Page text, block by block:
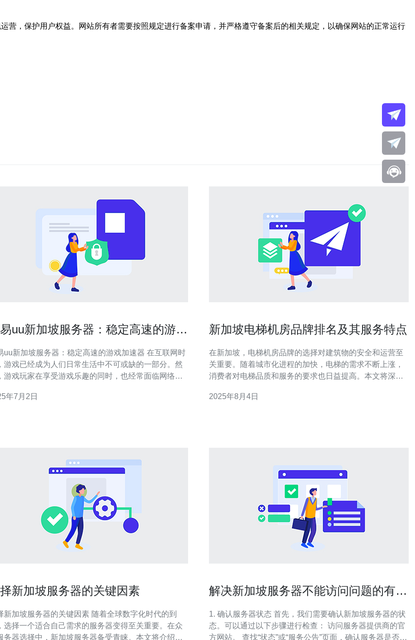
营，保护用户权益。网站所有者需要按照规定进行备案申请，并严格遵守备案后的相关规定，以确保网站的正常运行
uu新加坡服务器：稳定高速的游戏
uu新加坡服务器：稳定高速的游戏加速器 在互联网时
游戏已经成为人们日常生活中不可或缺的一部分。然
游戏玩家在享受游戏乐趣的同时，也经常面临网络延
加坡服务器，为玩家提供稳定高速的游戏加速服务。
年7月2日
新加坡电梯机房品牌排名及其服务特点
在新加坡，电梯机房品牌的选择对建筑物的安全和运营至
关重要。随着城市化进程的加快，电梯的需求不断上涨，
消费者对电梯品质和服务的要求也日益提高。本文将深入
助您做出明智的决策。 新加坡电梯机房的品牌排名是怎样
2025年8月4日
新加坡服务器的关键因素
坡服务器的关键因素 随着全球数字化时代的到
选择一个适合自己需求的服务器变得至关重要。在众
务器选择中，新加坡服务器备受青睐。本文将介绍选
解决新加坡服务器不能访问问题的有效
1. 确认服务器状态 首先，我们需要确认新加坡服务器的状
态。可以通过以下步骤进行检查： 访问服务器提供商的官
方网站。 查找“状态”或“服务公告”页面，确认服务器是否正